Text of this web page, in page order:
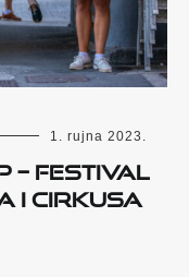
1. rujna 2023.
– Festival
i cirkusa